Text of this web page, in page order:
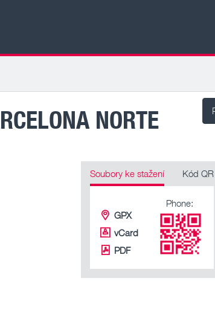
NORTE
Soubory ke stažení Kód QR
GPX
vCard
PDF
Phone: